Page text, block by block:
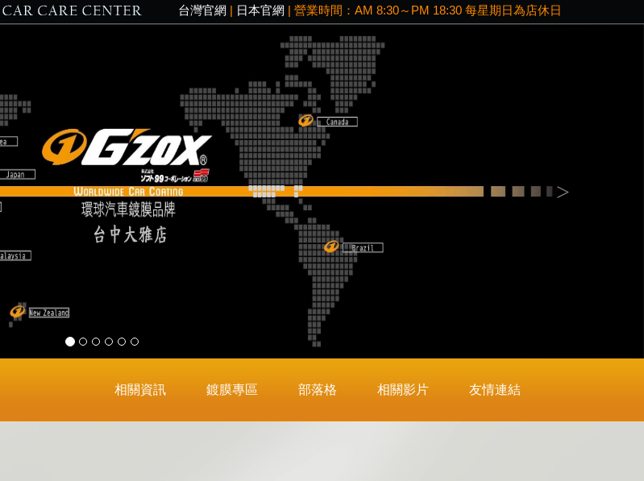
台灣官網 日本官網 | 營業時間：AM 8:30～PM 18:30 每星期日為店休日
相關資訊 鍍膜專區 部落格 相關影片 友情連結